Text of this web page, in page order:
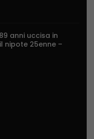
anni uccisa in
nipote 25enne –